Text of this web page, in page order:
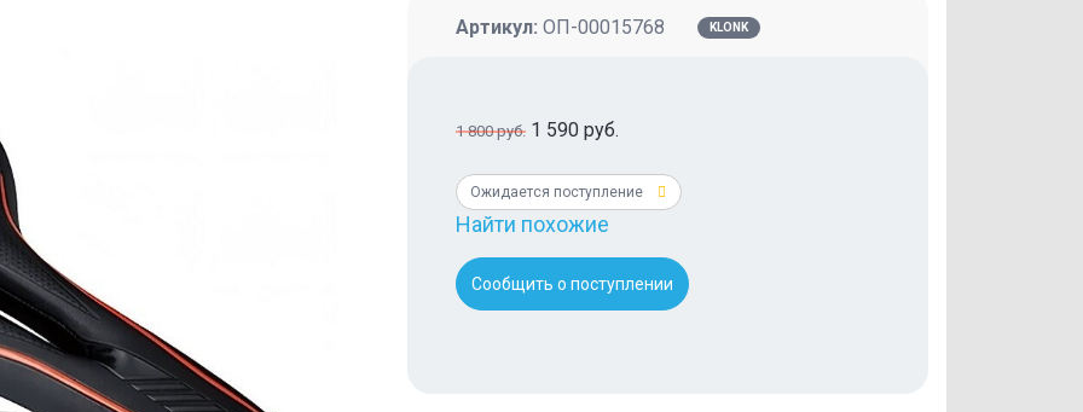
Артикул: ОП-00015768 KLONK
1 800 руб. 1 590 руб.
Ожидается поступление
Найти похожие
Сообщить о поступлении